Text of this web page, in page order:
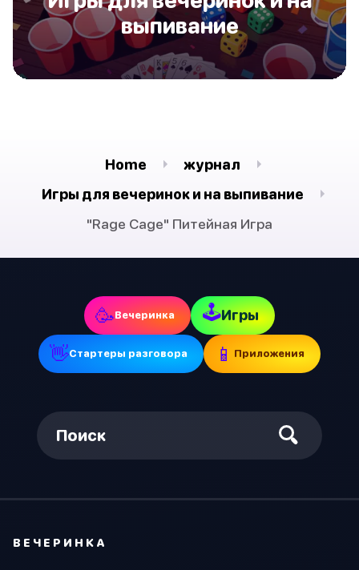
выпивание
Home
журнал
Игры для вечеринок и на выпивание
"Rage Cage" Питейная Игра
🥳Вечеринка 🕹Игры
👋Стартеры разговора 📱 Приложения
Поиск
ВЕЧЕРИНКА